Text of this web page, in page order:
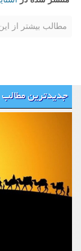
مطالب بیشتر از
جدیدترین مطالب